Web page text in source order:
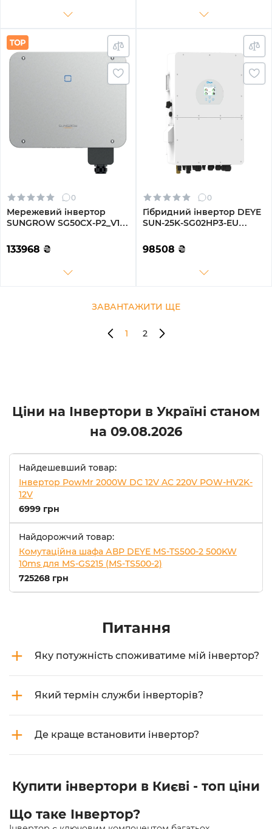
0
Мережевий інвертор
SUNGROW SG50CX-P2_V12
Трифазний (ASG01767)
133968 ₴
0
Гібридний інвертор DEYE
SUN-25K-SG02HP3-EU
Wi-Fi 220/380V Трифазний
98508 ₴
ЗАВАНТАЖИТИ ЩЕ
1 2
Ціни на Інвертори в Україні станом
на 09.08.2026
Найдешевший товар:
Інвертор PowMr 2000W DC 12V AC 220V POW-HV2K-
12V
6999 грн
Найдорожчий товар:
Комутаційна шафа АВР DEYE MS-TS500-2 500KW
10ms для MS-GS215 (MS-TS500-2)
725268 грн
Питання
+ Яку потужність споживатиме мій інвертор?
+ Який термін служби інверторів?
+ Де краще встановити інвертор?
Купити інвертори в Києві - топ ціни
Що таке Інвертор?